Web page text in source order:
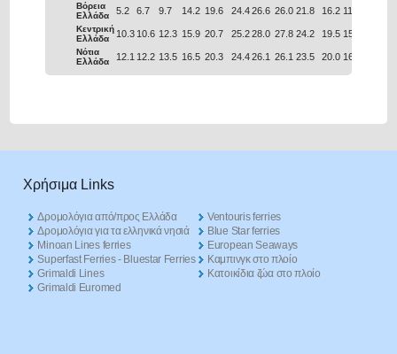
Βόρεια
Ελλάδα
5.2 6.7 9.7 14.2 19.6 24.426.6 26.0 21.8 16.2 11.0
Κεντρική
Ελλάδα
10.3 10.6 12.3 15.9 20.7 25.228.0 27.8 24.2 19.5 15.4
Νότια
Ελλάδα
12.1 12.2 13.5 16.5 20.3 24.426.1 26.1 23.5 20.0 16.6
Χρήσιμα Links
Δρομολόγια από/προς Ελλάδα
Δρομολόγια για τα ελληνικά νησιά
Minoan Lines ferries
Superfast Ferries - Bluestar Ferries
Grimaldi Lines
Grimaldi Euromed
Ventouris ferries
Blue Star ferries
European Seaways
Καμπινγκ στο πλοίο
Kατοικίδια ζώα στο πλοίο